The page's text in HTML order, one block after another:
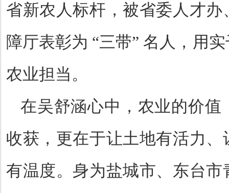
省新农人标杆，被省委人才
障厅表彰为 “三带” 名人，用
农业担当。
在吴舒涵心中，农业的价值
收获，更在于让土地有活力
有温度。身为盐城市、东台